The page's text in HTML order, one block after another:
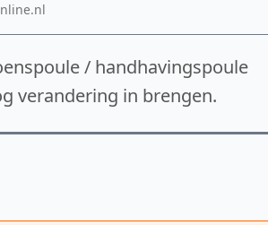
/ handhavingspoule
verandering in brengen.